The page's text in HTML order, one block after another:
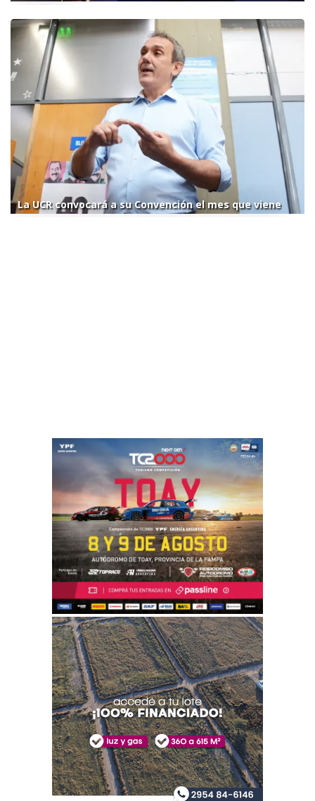
La UCR convocará a su Convención el mes que viene